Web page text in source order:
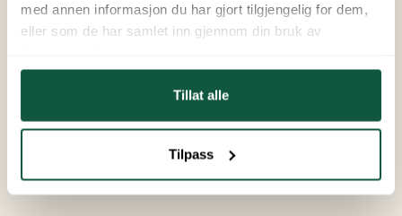
med annen informasjon du har gjort tilgjengelig for dem,
eller som de har samlet inn gjennom din bruk av
Tillat alle
Tilpass
Das Helgeland Alpinzentrum ist das größte
Skizentrum in Helgeland, gelegen in Kjemsåsen,
abwechslungsreichem Gelände. Das Alpinzentrum
hat eine Kinderpiste, eine Familienpiste und ein
Café, was einen unterhaltsamen Tag für die ganze